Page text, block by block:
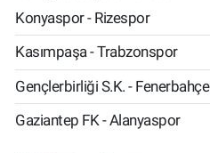
Konyaspor - Rizespor
Kasımpaşa - Trabzonspor
Gençlerbirliği S.K. - Fenerbahçe
Gaziantep FK - Alanyaspor